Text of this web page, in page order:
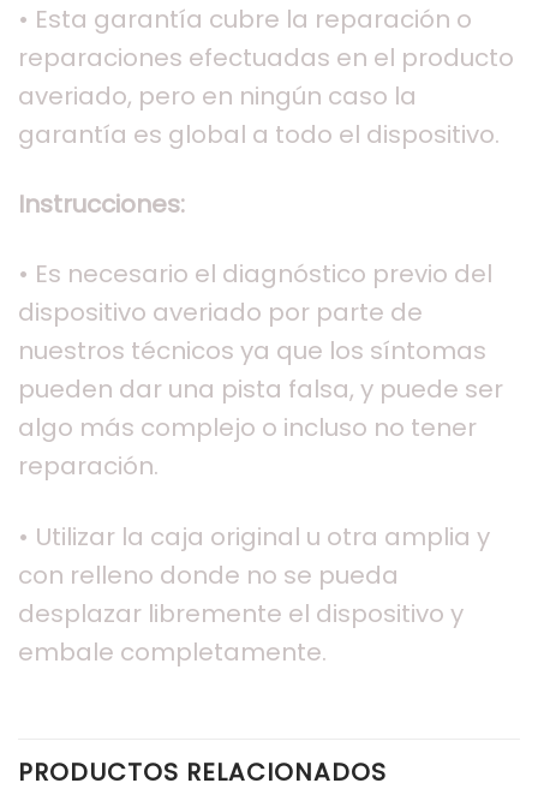
• Esta garantía cubre la reparación o
reparaciones efectuadas en el producto
averiado, pero en ningún caso la
garantía es global a todo el dispositivo.
Instrucciones:
• Es necesario el diagnóstico previo del
dispositivo averiado por parte de
nuestros técnicos ya que los síntomas
pueden dar una pista falsa, y puede ser
algo más complejo o incluso no tener
reparación.
• Utilizar la caja original u otra amplia y
con relleno donde no se pueda
desplazar libremente el dispositivo y
embale completamente.
PRODUCTOS RELACIONADOS